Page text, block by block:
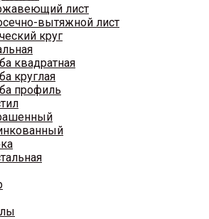
лист
вытяжной лист
круг
квадратная
круглая
профиль